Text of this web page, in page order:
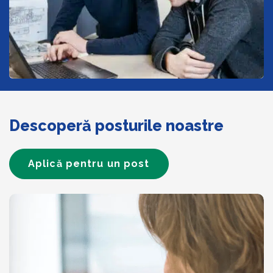
Descoperă posturile noastre
Aplică pentru un post